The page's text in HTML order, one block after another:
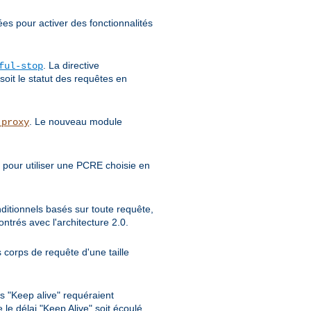
pour activer des fonctionnalités
stop . La directive
le statut des requêtes en
. Le nouveau module
utiliser une PCRE choisie en
basés sur toute requête,
avec l'architecture 2.0.
de requête d'une taille
"Keep alive" requéraient
délai "Keep Alive" soit écoulé.